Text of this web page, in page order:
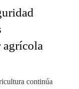
agrícola
continúa